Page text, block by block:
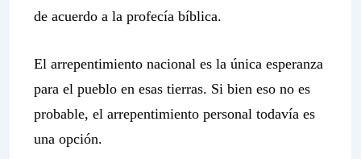
de acuerdo a la profecía bíblica.
El arrepentimiento nacional es la única esperanza
para el pueblo en esas tierras. Si bien eso no es
probable, el arrepentimiento personal todavía es
una opción.